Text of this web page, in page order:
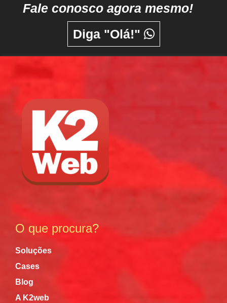
Fale conosco agora mesmo!
Diga "Olá!"
O que procura?
Soluções
Cases
Blog
A K2web